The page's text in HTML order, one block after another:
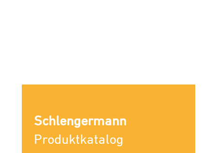
Schlengermann
Produktkatalog